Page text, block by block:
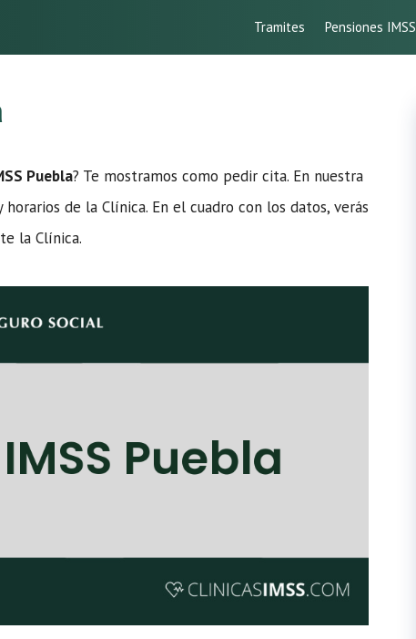
Tramites Pensiones IMSS
Puebla? Te mostramos como pedir cita. En nuestra
de la Clínica. En el cuadro con los datos, verás
la Clínica.